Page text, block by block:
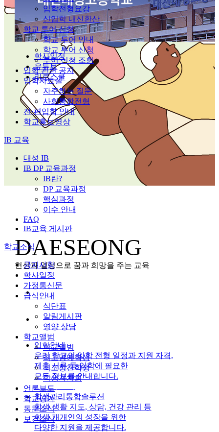
입학전형요강
신입학 내신환산
학교 투어 신청
학교 투어 안내
학교 투어 신청
투어 신청 조회
입학 관련 공지
입학자료실
자주하는 질문
사회통합전형
전·편입학 안내
학교홍보영상
IB 교육
대성 IB
IB DP 교육과정
IB란?
DP 교육과정
핵심과정
이수 안내
FAQ
IB교육 게시판
학교소식
공지사항
학사일정
가정통신문
급식안내
식단표
알림게시판
영양 상담
학교앨범
학교앨범
최고명예학생
최고칭찬학생
학생자치회
언론보도
학교평가
동문소식
보건소식
학사일정
유튜브
리로스쿨
DAESEONG
헌신과 열정으로 꿈과 희망을 주는 교육
입학안내
우리 학교의 입학 전형 일정과 지원 자격,
제출 서류 등 입학에 필요한
모든 정보를 안내합니다.
자세히 보기
학생관리통합솔루션
학생 생활 지도, 상담, 건강 관리 등
학생 개개인의 성장을 위한
다양한 지원을 제공합니다.